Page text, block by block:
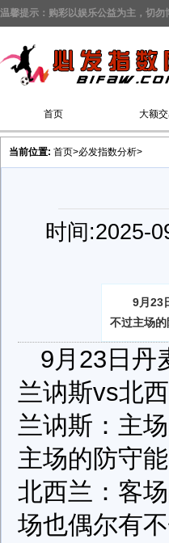
温馨提示：购彩以娱乐公益为主，切
首页 大额
当前位置: 首页>必发指数分析>
时间:2025-
9月23
不过主场
9月23日丹
兰讷斯vs北
兰讷斯：主
主场的防守
北西兰：客
场也偶尔有不